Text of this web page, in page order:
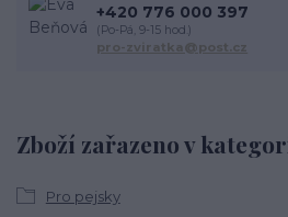
Zboží zařazeno v
Pro pejsky
+420 776 000 397
(Po-Pá, 9-15 hod.)
pro-zviratka@post.cz